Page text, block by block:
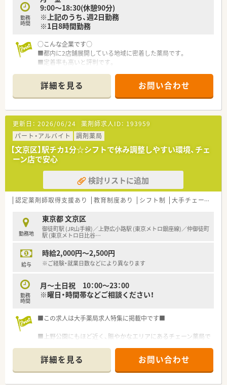
勤務
時間
9:00～18:30(休憩90分)
※上記のうち、週2日勤務
※1日8時間勤務
○こんな企業です○
■都内に2店舗展開している地域に密着した薬局です。
■定着率も高いと評判です。
○こんな薬局です○
■応需先のクリニック以外にも、近隣には大学病院などたくさん
の病院がありますので、様々な処方箋を扱うことができます
■漢方の既製品の処方も多いので、漢方の知識をつけたい方にも
お勧めです
詳細を見る お問い合わせ
更新日： 2026/06/24 薬剤師求人ID： 193959
パート・アルバイト
調剤薬局
【文京区】駅チカ1分☆シフトで休み調整しやすい環境、チェ
ーン店で安心
検討リストに追加
認定薬剤師取得支援あり 教育制度あり シフト制 大手チェーン
勤務地
東京都 文京区
御徒町駅 (JR山手線)／上野広小路駅 (東京メトロ銀座線)／仲御徒町
駅 (東京メトロ日比谷…
給与
時給2,000円～2,500円
※ご経験・就業日数などにより異なります
勤務
時間
月～土日祝 10：00～23：00
※曜日・時間帯などご相談ください！
■この求人は大手薬局求人特集に掲載中です■
■上野公園にもほど近く、賑やかなエリアにあるチェーン薬局で
■営業時間が長いため、シフト制で休みたい日程や時間で調整し
やすい！
詳細を見る お問い合わせ